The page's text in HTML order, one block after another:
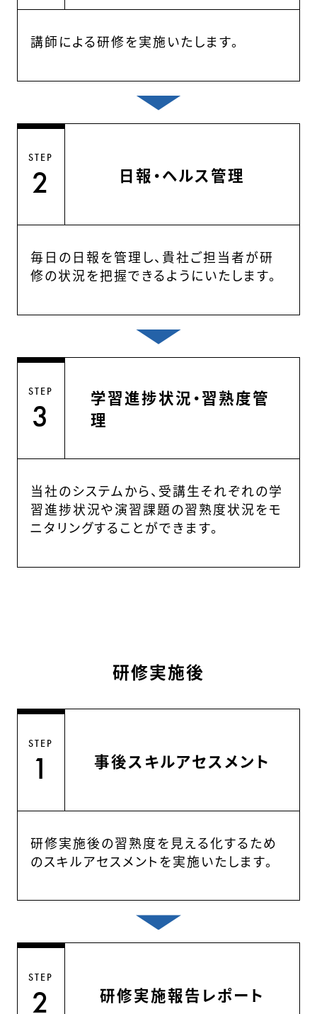
講師による研修を実施いたします。
STEP
2 日報・ヘルス管理
毎日の日報を管理し、貴社ご担当者が研
修の状況を把握できるようにいたします。
STEP
3
学習進捗状況・習熟度管
理
当社のシステムから、受講生それぞれの学
習進捗状況や演習課題の習熟度状況をモ
ニタリングすることができます。
研修実施後
STEP
1 事後スキルアセスメント
研修実施後の習熟度を見える化するため
のスキルアセスメントを実施いたします。
STEP
2 研修実施報告レポート